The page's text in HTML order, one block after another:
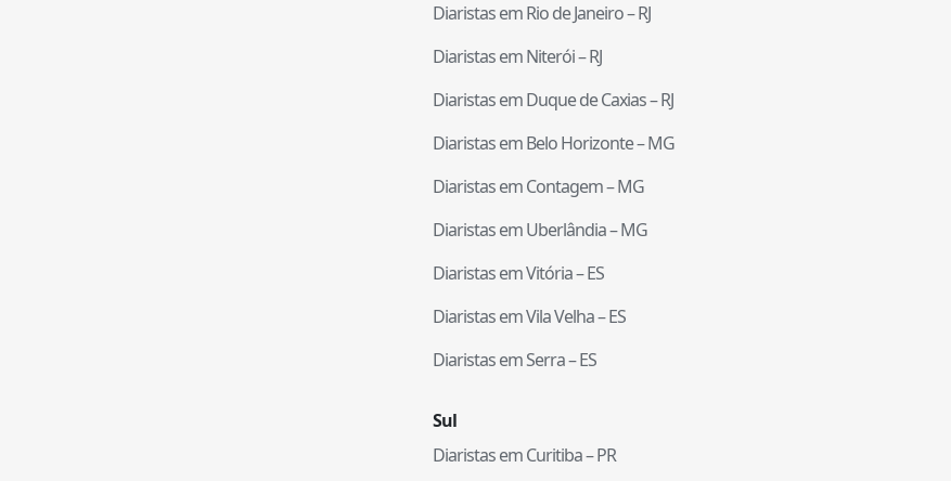
Diaristas emRio de Janeiro–RJ
Diaristas emNiterói–RJ
Diaristas emDuque de Caxias–RJ
Diaristas emBelo Horizonte–MG
Diaristas emContagem–MG
Diaristas emUberlândia–MG
Diaristas emVitória–ES
Diaristas emVila Velha–ES
Diaristas emSerra–ES
Sul
Diaristas emCuritiba–PR